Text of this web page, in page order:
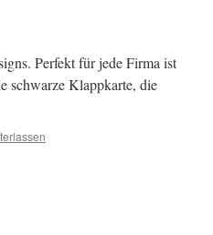
Perfekt für jede Firma ist
schwarze Klappkarte, die